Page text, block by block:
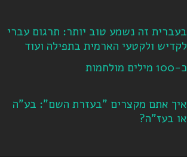
בעברית זה נשמע טוב יותר: תרגום עברי
לקדיש ולקטעי הארמית בתפילה ועוד
כ-100 מילים מולחמות
איך אתם מקצרים "בעזרת השם": בע"ה
או בעז"ה?